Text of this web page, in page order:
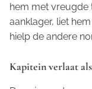
hem met vreugde
aanklager, liet
hielp de andere
Kapitein verlaat